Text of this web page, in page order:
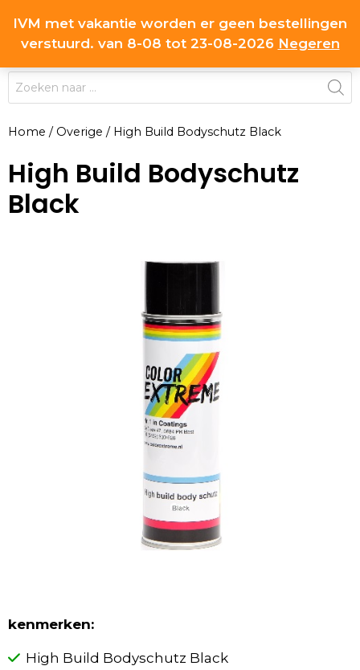
IVM met vakantie worden er geen bestellingen
verstuurd. van 8-08 tot 23-08-2026 Negeren
naar
inhoud
0 MENU
Producten
zoeken
Home / Overige / High Build Bodyschutz Black
High Build Bodyschutz
Black
kenmerken:
High Build Bodyschutz Black